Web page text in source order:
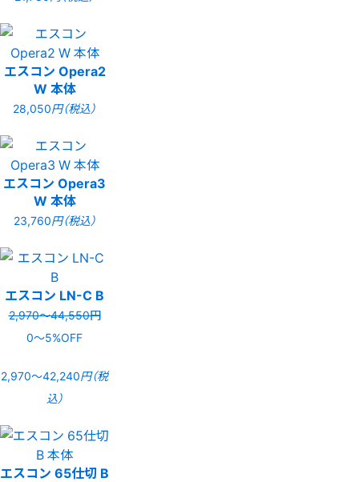
エスコン Opera2
W 本体
28,050円（税込）
エスコン Opera3
W 本体
23,760円（税込）
エスコン LN-C B
2,970〜44,550円
0〜5%OFF
2,970〜42,240円（税
込）
エスコン 65仕切 B